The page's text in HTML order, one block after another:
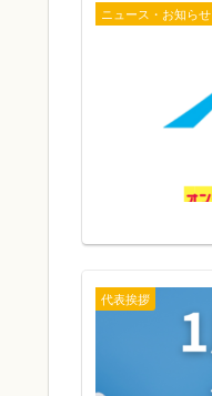
ニュース・お知らせ
代表挨拶